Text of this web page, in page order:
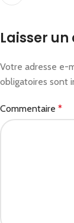
Laisser
Votre adresse e-
obligatoires sont
Commentaire *